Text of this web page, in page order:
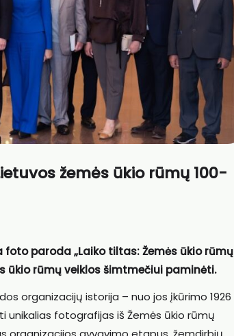
žemės ūkio rūmų 100-
foto paroda „Laiko tiltas: Žemės ūkio rūmų
ūkio rūmų veiklos šimtmečiui paminėti.
organizacijų istorija – nuo jos įkūrimo 1926
unikalias fotografijas iš Žemės ūkio rūmų